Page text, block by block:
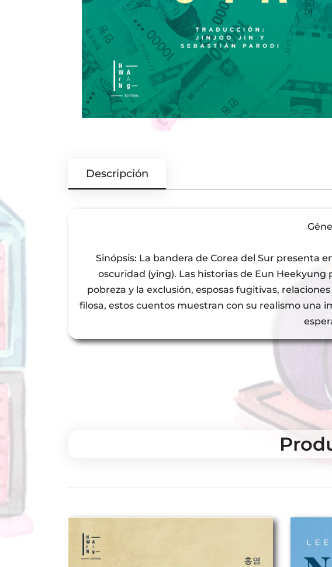
Descripción
Sinópsis: La bandera de Corea del Sur presenta
oscuridad (ying). Las historias de Eun
pobreza y la exclusión, esposas fugitivas,
filosa, estos cuentos muestran con su realismo una